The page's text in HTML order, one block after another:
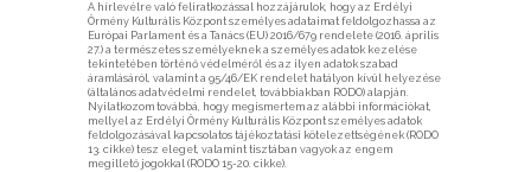
A hírlevélre való feliratkozással hozzájárulok, hogy az Erdélyi
Örmény Kulturális Központ személyes adataimat feldolgozhassa az
Európai Parlament és a Tanács (EU) 2016/679 rendelete (2016. április
27.) a természetes személyeknek a személyes adatok kezelése
tekintetében történő védelméről és az ilyen adatok szabad
áramlásáról, valamint a 95/46/EK rendelet hatályon kívül helyezése
(általános adatvédelmi rendelet, továbbiakban RODO) alapján.
Nyilatkozom továbbá, hogy megismertem az alábbi információkat,
mellyel az Erdélyi Örmény Kulturális Központ személyes adatok
feldolgozásával kapcsolatos tájékoztatási kötelezettségének (RODO
13. cikke) tesz eleget, valamint tisztában vagyok az engem
megillető jogokkal (RODO 15-20. cikke).